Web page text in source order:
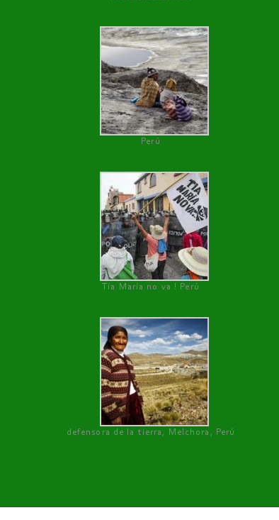
Perú
Tía María no va ! Perú
defensora de la tierra, Melchora, Perú